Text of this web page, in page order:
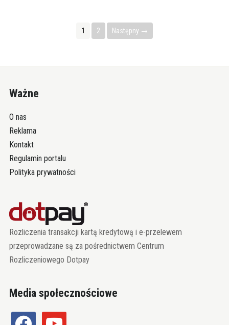
1 2 Następny →
Ważne
O nas
Reklama
Kontakt
Regulamin portalu
Polityka prywatności
Rozliczenia transakcji kartą kredytową i e-przelewem
przeprowadzane są za pośrednictwem Centrum
Rozliczeniowego Dotpay
Media społecznościowe
facebook youtube